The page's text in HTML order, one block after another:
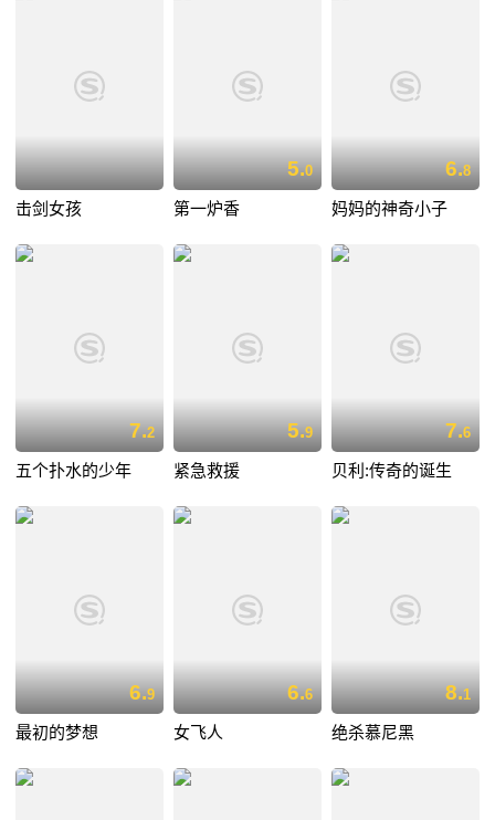
击剑女孩
5.0
第一炉香
6.8
妈妈的神奇小子
7.2
五个扑水的少年
5.9
紧急救援
7.6
贝利:传奇的诞生
6.9
最初的梦想
6.6
女飞人
8.1
绝杀慕尼黑